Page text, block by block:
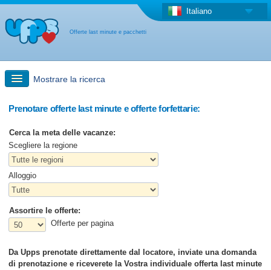
Offerte last minute e pacchetti
Italiano
Mostrare la ricerca
Ricerca rapida
Viaggi: Ricerca con la mappa
Offerta last minute + Offerta forfettaria
Altro paese
Prenotare offerte last minute e offerte forfettarie:
Cerca la meta delle vacanze:
Scegliere la regione
Alloggio
Assortire le offerte:
Offerte per pagina
Da Upps prenotate direttamente dal locatore, inviate una domanda
di prenotazione e riceverete la Vostra individuale offerta last minute